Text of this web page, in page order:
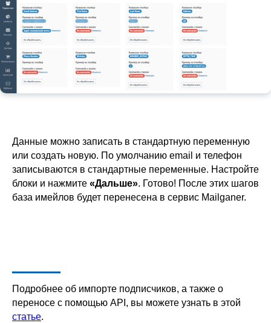
Данные можно записать в стандартную переменную
или создать новую. По умолчанию email и телефон
записываются в стандартные переменные. Настройте
блоки и нажмите «Дальше». Готово! После этих шагов
база имейлов будет перенесена в сервис Mailganer.
Подробнее об импорте подписчиков, а также о
переносе с помощью API, вы можете узнать в этой
статье.